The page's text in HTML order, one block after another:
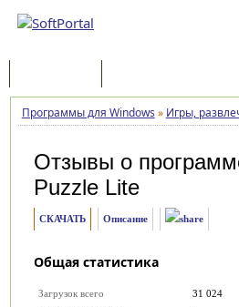
Программы для Windows » Игры,
Отзывы о
Puzzle Lite
СКАЧАТЬ Описание
Общая статистика
Загрузок всего
31 024